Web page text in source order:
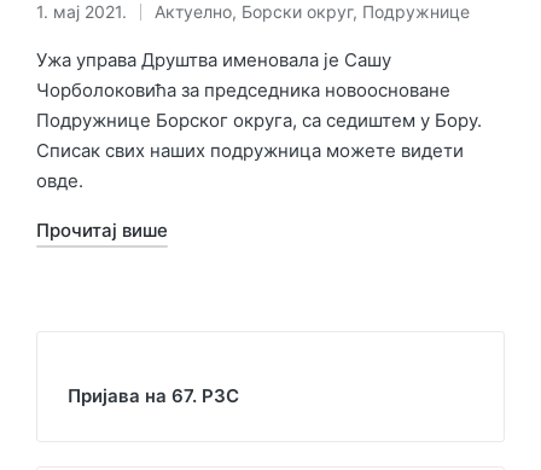
1. мај 2021.
Објављено
у
Актуелно, Борски округ, Подружнице
Ужа управа Друштва именовала је Сашу
Чорболоковића за председника новоосноване
Подружнице Борског округа, са седиштем у Бору.
Списак свих наших подружница можете видети
овде.
Прочитај више
Пријава на 67. РЗС